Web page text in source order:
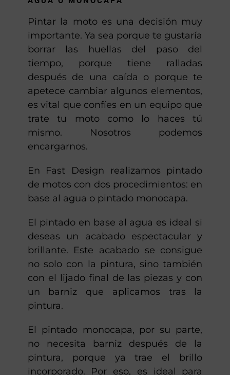
PINTADO DE MOTOS EN BASE AL
AGUA O MONOCAPA
Pintar la moto es una decisión muy
importante. Ya sea porque te gustaría
borrar las huellas del paso del
tiempo, porque tiene ralladas
después de una caída o porque te
apetece cambiar algunos elementos,
es vital que confíes en un equipo que
trate tu moto como lo haces tú
mismo. Nosotros podemos
encargarnos.
En Fast Design realizamos pintado
de motos con dos procedimientos: en
base al agua o pintado monocapa.
El pintado en base al agua es ideal si
deseas un acabado espectacular y
brillante. Este acabado se consigue
no solo con la pintura, sino también
con el lijado final de las piezas y con
un barniz que aplicamos tras la
pintura.
El pintado monocapa, por su parte,